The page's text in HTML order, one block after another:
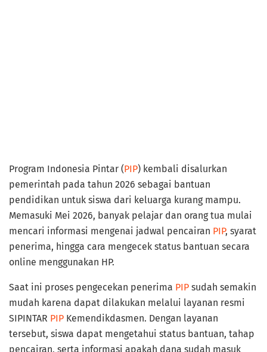
Program Indonesia Pintar (PIP) kembali disalurkan
pemerintah pada tahun 2026 sebagai bantuan
pendidikan untuk siswa dari keluarga kurang mampu.
Memasuki Mei 2026, banyak pelajar dan orang tua mulai
mencari informasi mengenai jadwal pencairan PIP, syarat
penerima, hingga cara mengecek status bantuan secara
online menggunakan HP.
Saat ini proses pengecekan penerima PIP sudah semakin
mudah karena dapat dilakukan melalui layanan resmi
SIPINTAR PIP Kemendikdasmen. Dengan layanan
tersebut, siswa dapat mengetahui status bantuan, tahap
pencairan, serta informasi apakah dana sudah masuk